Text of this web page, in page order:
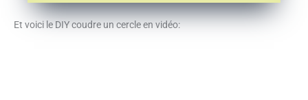
Et voici le DIY coudre un cercle en vidéo: